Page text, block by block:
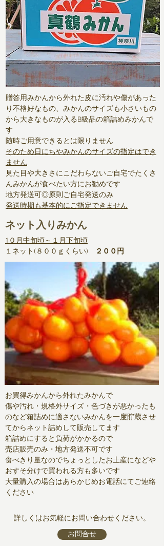
贈答用みかんから外れた皮に汚れや傷があった
り不格好なもの、みかんのサイズも小さいもの
から大きなものが入るB級品の箱詰めみかんで
す
随時ご用意できるとは限りません
そのため日にちやみかんのサイズの指定はでき
ません
見た目や大きさにこだわらないご自宅でたくさ
んみかんが食べたい方にお勧めです
地方発送可◎原則ご自宅発送のみ
発送時期も基本的にご指定できません
ネット入りみかん
1０月中旬頃～１月下旬頃
１ネット(８００ｇくらい)
２００円
​お買得みかんから外れたみかんで
傷や汚れ・規格外サイズ・色づきが悪かったも
のなど箱詰めに適さないみかんを一度貯蔵させ
てからネット詰めして販売してます
箱詰めにすると負荷がかかるので
売店販売のみ・地方発送不可です
食べきり量なのでちょっとしたお土産になどや
おすそ分けで買われる方も多いです
大量購入の場合はあらかじめお電話にてご連絡
ください
詳しくはお気軽にお問い合わせください。​​
お問合せ